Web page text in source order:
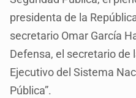
presidenta de la
secretario Omar García
Defensa, el secretario de
Ejecutivo del Sistema
Pública”.